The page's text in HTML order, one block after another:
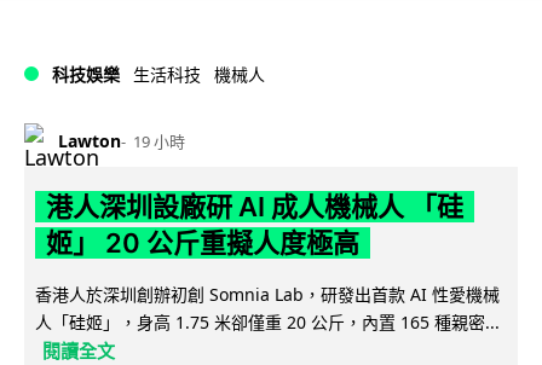
科技娛樂 生活科技 機械人
Lawton 19 小時
港人深圳設廠研 AI 成人機械人 「硅
姬」 20 公斤重擬人度極高
香港人於深圳創辦初創 Somnia Lab，研發出首款 AI 性愛機械
人「硅姬」，身高 1.75 米卻僅重 20 公斤，內置 165 種親密...
閱讀全文